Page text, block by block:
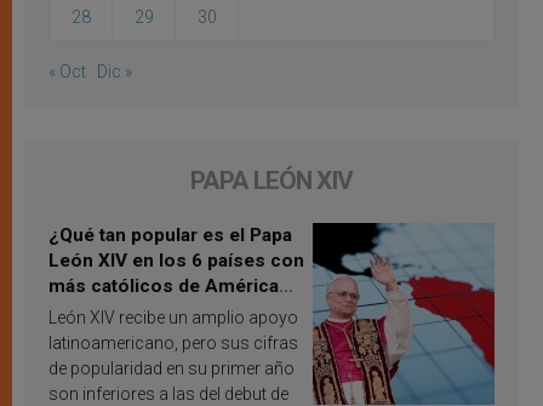
28 29 30
« Oct Dic »
PAPA LEÓN XIV
¿Qué tan popular es el Papa
León XIV en los 6 países con
más católicos de América
Latina en 2026? Publican
resultados de investigación
León XIV recibe un amplio apoyo
latinoamericano, pero sus cifras
de popularidad en su primer año
son inferiores a las del debut de